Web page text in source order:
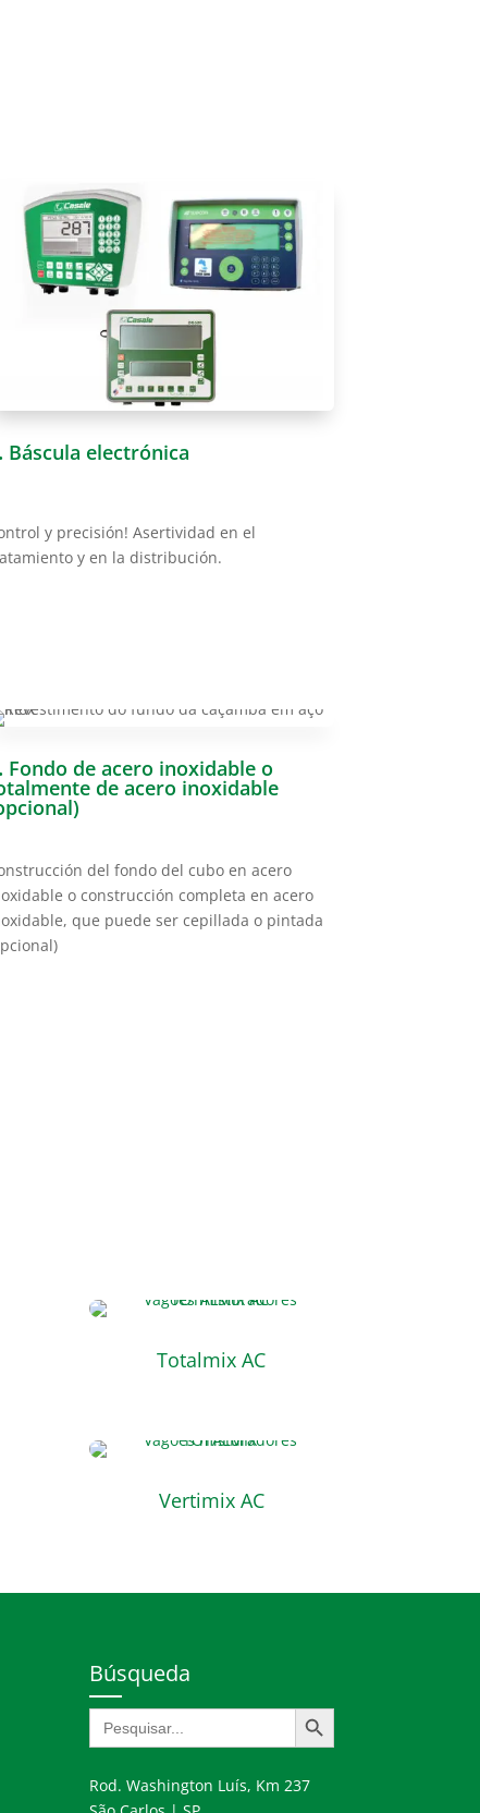
Báscula electrónica
y precisión! Asertividad en el
y en la distribución.
Fondo de acero inoxidable o
de acero inoxidable
del fondo del cubo en acero
o construcción completa en acero
que puede ser cepillada o pintada
Totalmix AC
Vertimix AC
Búsqueda
Buscar: Botón de búsqueda
Rod. Washington Luís, Km 237